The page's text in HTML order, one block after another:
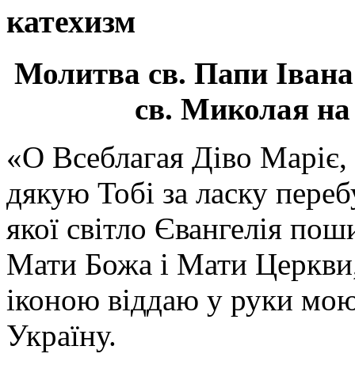
катехизм
Молитва св. Папи
св. Миколая на
«О Всеблагая Діво
дякую Тобі за ласку
якої світло Євангелія
Мати Божа і Мати
іконою віддаю у руки
Україну.